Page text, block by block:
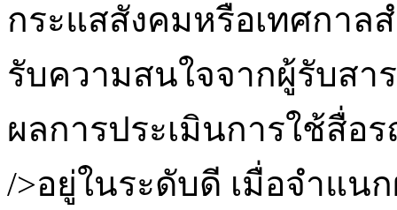
กระแสสังคมหรือเทศกาล
รับความสนใจจากผู้รับสา
ผลการประเมินการใช้สื่อ
/>อยู่ในระดับดี เมื่อจำแน